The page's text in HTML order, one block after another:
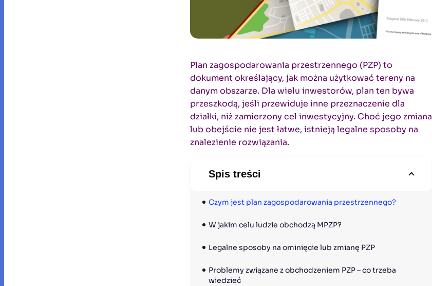
Plan zagospodarowania przestrzennego (PZP) to
dokument określający, jak można użytkować tereny na
danym obszarze. Dla wielu inwestorów, plan ten bywa
przeszkodą, jeśli przewiduje inne przeznaczenie dla
działki, niż zamierzony cel inwestycyjny. Choć jego zmiana
lub obejście nie jest łatwe, istnieją legalne sposoby na
znalezienie rozwiązania.
Spis treści
Czym jest plan zagospodarowania przestrzennego?
W jakim celu ludzie obchodzą MPZP?
Legalne sposoby na ominięcie lub zmianę PZP
Problemy związane z obchodzeniem PZP – co trzeba
wiedzieć